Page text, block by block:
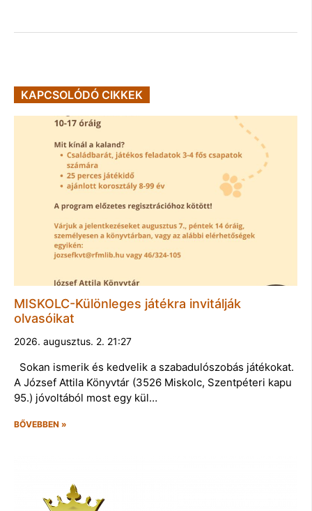
KAPCSOLÓDÓ CIKKEK
MISKOLC-Különleges játékra invitálják
olvasóikat
2026. augusztus. 2. 21:27
Sokan ismerik és kedvelik a szabadulószobás játékokat.
A József Attila Könyvtár (3526 Miskolc, Szentpéteri kapu
95.) jóvoltából most egy kül…
BŐVEBBEN »